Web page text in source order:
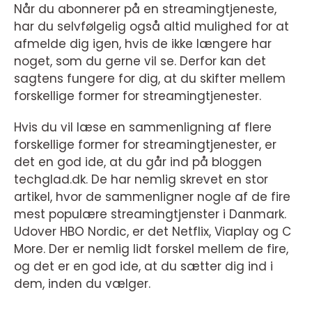
Når du abonnerer på en streamingtjeneste,
har du selvfølgelig også altid mulighed for at
afmelde dig igen, hvis de ikke længere har
noget, som du gerne vil se. Derfor kan det
sagtens fungere for dig, at du skifter mellem
forskellige former for streamingtjenester.
Hvis du vil læse en sammenligning af flere
forskellige former for streamingtjenester, er
det en god ide, at du går ind på bloggen
techglad.dk. De har nemlig skrevet en stor
artikel, hvor de sammenligner nogle af de fire
mest populære streamingtjenster i Danmark.
Udover HBO Nordic, er det Netflix, Viaplay og C
More. Der er nemlig lidt forskel mellem de fire,
og det er en god ide, at du sætter dig ind i
dem, inden du vælger.